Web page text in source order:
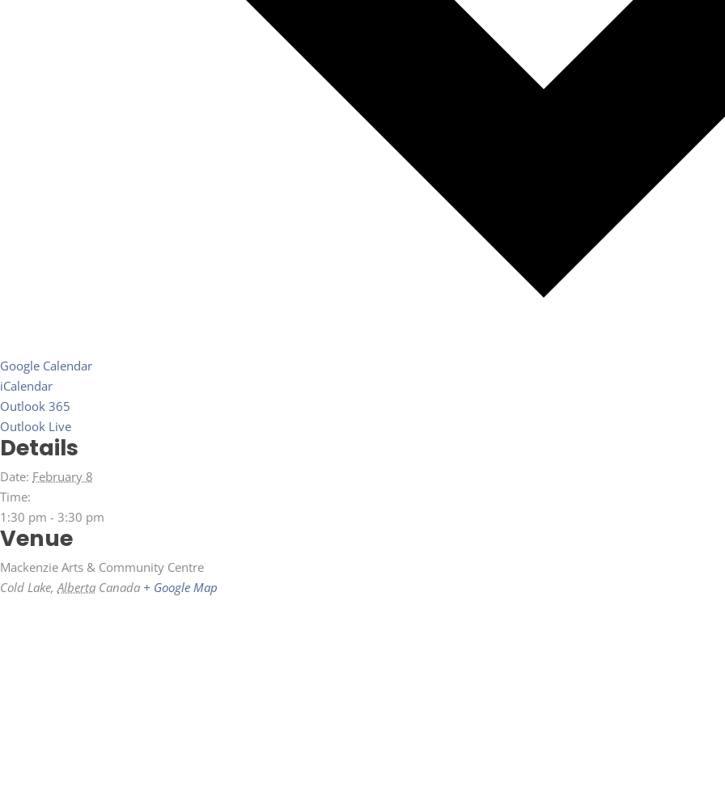
Google Calendar
iCalendar
Outlook 365
Outlook Live
Details
Date: February 8
Time:
1:30 pm - 3:30 pm
Venue
Mackenzie Arts & Community Centre
Cold Lake, Alberta Canada + Google Map